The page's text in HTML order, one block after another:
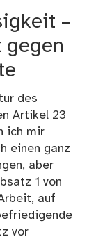
–
gegen
des
Artikel 23
ich mir
einen ganz
aber
1 von
auf
vor